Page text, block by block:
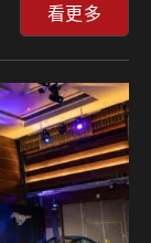
體驗深獲台灣市
對於駕馭樂
12/28日推出全
計、智慧車載系
車型的操控進行
的…
看更多